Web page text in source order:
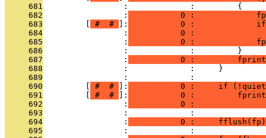
     681
                 :             :         {
     682
                 :
0 :
     683
# # ]:
0 :
     684
                 :
0 :
     685
                 :
0 :
     686
                 :             :         }
     687
                 :
0 :
     688
                 :             :     }
     689
                 :             :
     690
# # ]:
0 :     if
     691
# # ]:
0 :
     692
                 :
0 :
     693
                 :             :
     694
                 :
0 :
     695
                 :             :